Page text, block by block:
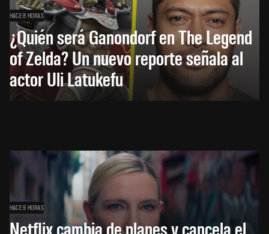
HACE 8 HORAS
¿Quién será Ganondorf en The Legend
of Zelda? Un nuevo reporte señala al
actor Uli Latukefu
HACE 9 HORAS
Netflix cambia de planes y cancela el